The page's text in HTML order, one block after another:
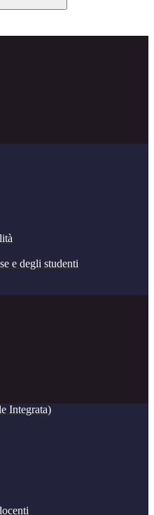
e degli studenti
Integrata)